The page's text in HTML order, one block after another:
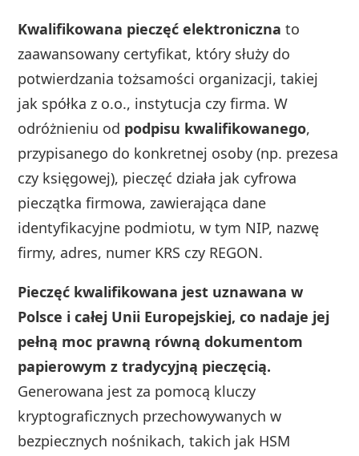
Kwalifikowana pieczęć elektroniczna to
zaawansowany certyfikat, który służy do
potwierdzania tożsamości organizacji, takiej
jak spółka z o.o., instytucja czy firma. W
odróżnieniu od podpisu kwalifikowanego,
przypisanego do konkretnej osoby (np. prezesa
czy księgowej), pieczęć działa jak cyfrowa
pieczątka firmowa, zawierająca dane
identyfikacyjne podmiotu, w tym NIP, nazwę
firmy, adres, numer KRS czy REGON.
Pieczęć kwalifikowana jest uznawana w
Polsce i całej Unii Europejskiej, co nadaje jej
pełną moc prawną równą dokumentom
papierowym z tradycyjną pieczęcią.
Generowana jest za pomocą kluczy
kryptograficznych przechowywanych w
bezpiecznych nośnikach, takich jak HSM